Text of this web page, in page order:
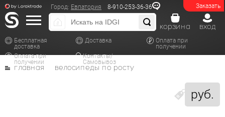
Заказать
Город: Евпатория 8-910-253-36-36
Бесплатная
доставка
Доставка
Оплата при
получении
Оплата при
получении
Контакты/
Самовывоз
вход
корзина
руб.
главная велосипеды по росту